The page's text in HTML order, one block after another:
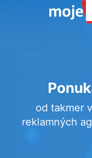
od takmer
reklamných